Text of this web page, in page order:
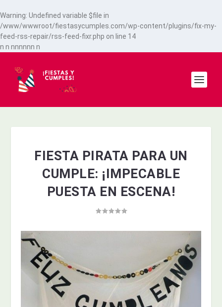
Warning: Undefined variable $file in
/www/wwwroot/fiestasycumples.com/wp-content/plugins/fix-my-
feed-rss-repair/rss-feed-fixr.php on line 14
n n nnnnnn n
FIESTA PIRATA PARA UN
CUMPLE: ¡IMPECABLE
PUESTA EN ESCENA!